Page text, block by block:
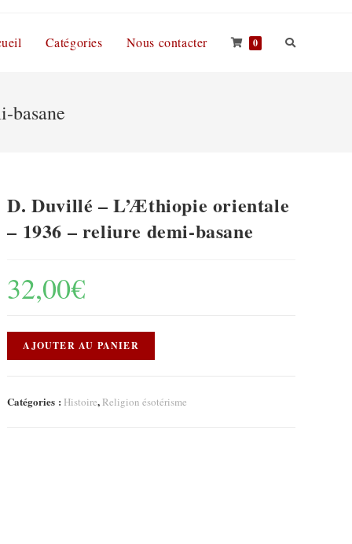
Catégories Nous contacter 0
basane
D. Duvillé – L’Æthiopie orientale
– 1936 – reliure demi-basane
32,00€
AJOUTER AU PANIER
Catégories : Histoire, Religion ésotérisme